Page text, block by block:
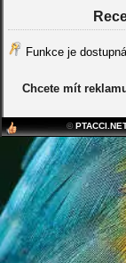
Funkce je
Chcete mít
©